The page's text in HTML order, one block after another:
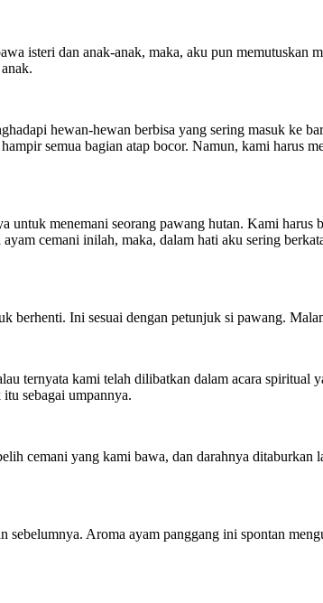
isteri dan anak-anak, maka, aku pun memutuskan
hewan-hewan berbisa yang sering masuk ke
semua bagian atap bocor. Namun, kami harus
untuk menemani seorang pawang hutan. Kami
cemani inilah, maka, dalam hati aku sering
berhenti. Ini sesuai dengan petunjuk si pawang.
ternyata kami telah dilibatkan dalam acara
sebagai umpannya.
cemani yang kami bawa, dan darahnya ditaburkan
Aroma ayam panggang ini spontan